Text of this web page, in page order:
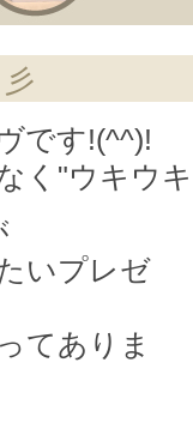
です!(^^)!
く"ウキウ
いプレゼ
てありま